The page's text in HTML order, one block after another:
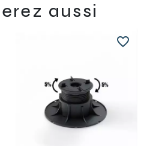
aussi
favorite_border